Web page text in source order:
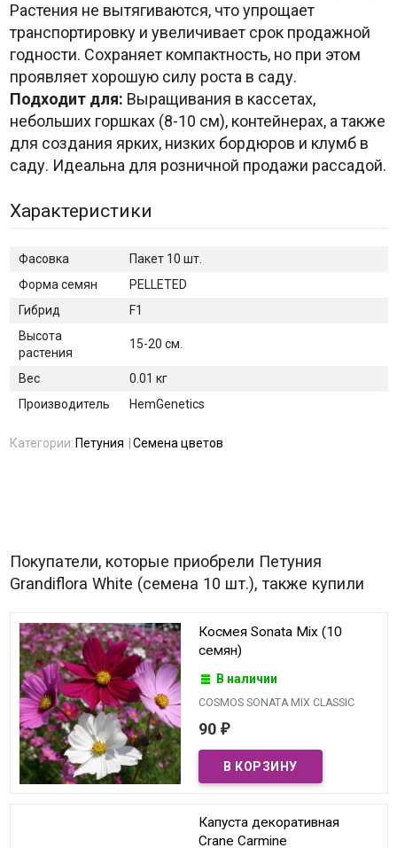
Растения не вытягиваются, что упрощает
транспортировку и увеличивает срок продажной
годности. Сохраняет компактность, но при этом
проявляет хорошую силу роста в саду.
Подходит для: Выращивания в кассетах,
небольших горшках (8-10 см), контейнерах, а также
для создания ярких, низких бордюров и клумб в
саду. Идеальна для розничной продажи рассадой.
Характеристики
Фасовка
Пакет 10 шт.
Форма семян
PELLETED
Гибрид
F1
Высота
растения
15-20 см.
Вес
0.01 кг
Производитель
HemGenetics
Категории: Петуния Семена цветов
Покупатели, которые приобрели Петуния
Grandiflora White (семена 10 шт.), также купили
Космея Sonata Mix (10
семян)
В наличии
COSMOS SONATA MIX CLASSIC
90 ₽
Капуста декоративная
Crane Carmine